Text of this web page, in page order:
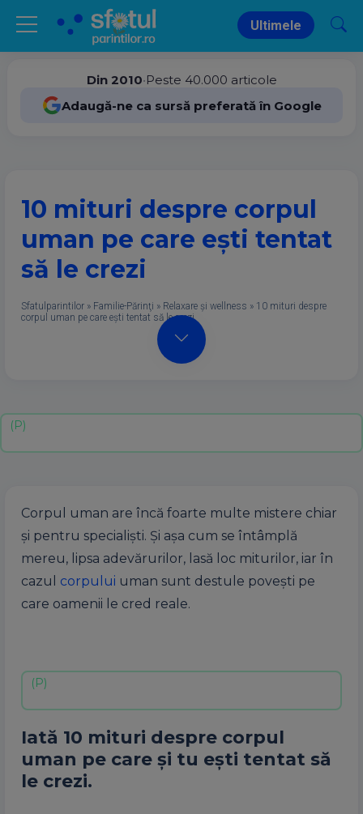
Ultimele
Din 2010•Peste 40.000 articole
Adaugă-ne ca sursă preferată în Google
10 mituri despre corpul
uman pe care eşti tentat
să le crezi
Sfatulparintilor » Familie-Părinţi » Relaxare și wellness » 10 mituri despre
corpul uman pe care eşti tentat să le crezi
Corpul uman are încă foarte multe mistere chiar
şi pentru specialişti. Şi aşa cum se întâmplă
mereu, lipsa adevărurilor, lasă loc miturilor, iar în
cazul corpului uman sunt destule poveşti pe
care oamenii le cred reale.
Iată 10 mituri despre corpul
uman pe care şi tu eşti tentat să
le crezi.